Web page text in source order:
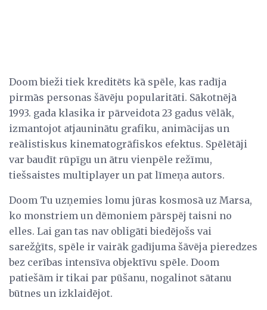
Doom bieži tiek kreditēts kā spēle, kas radīja
pirmās personas šāvēju popularitāti. Sākotnējā
1993. gada klasika ir pārveidota 23 gadus vēlāk,
izmantojot atjauninātu grafiku, animācijas un
reālistiskus kinematogrāfiskos efektus. Spēlētāji
var baudīt rūpīgu un ātru vienpēle režīmu,
tiešsaistes multiplayer un pat līmeņa autors.
Doom Tu uzņemies lomu jūras kosmosā uz Marsa,
ko monstriem un dēmoniem pārspēj taisni no
elles. Lai gan tas nav obligāti biedējošs vai
sarežģīts, spēle ir vairāk gadījuma šāvēja pieredzes
bez cerības intensīva objektīvu spēle. Doom
patiešām ir tikai par pūšanu, nogalinot sātanu
būtnes un izklaidējot.